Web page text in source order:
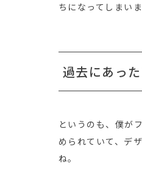
ちになってしまいま
過去にあっ
というのも、僕が
められていて、デ
ね。